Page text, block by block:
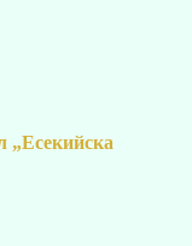
„Есекийска